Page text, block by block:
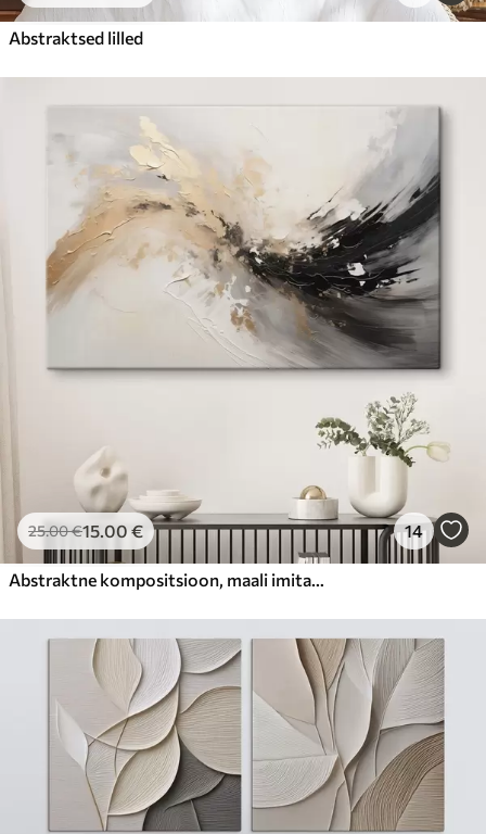
Abstraktsed lilled
25.00€15.00 € 14
Abstraktne kompositsioon, maali imitatsioon